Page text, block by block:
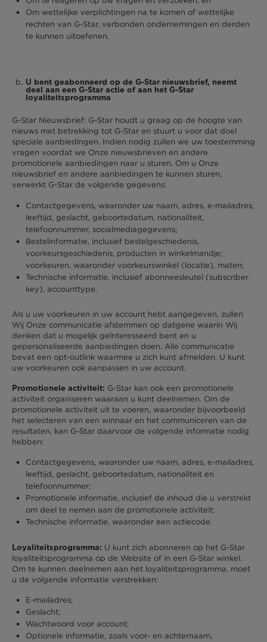
Om wettelijke verplichtingen na te komen of wettelijke
rechten van G-Star, verbonden ondernemingen en derden
te kunnen uitoefenen.
U bent geabonneerd op de G-Star nieuwsbrief, neemt
deel aan een G-Star actie of aan het G-Star
loyaliteitsprogramma
G-Star Nieuwsbrief: G-Star houdt u graag op de hoogte van
nieuws met betrekking tot G-Star en stuurt u voor dat doel
speciale aanbiedingen. Indien nodig zullen we uw toestemming
vragen voordat we Onze nieuwsbrieven en andere
promotionele aanbiedingen naar u sturen. Om u Onze
nieuwsbrief en andere aanbiedingen te kunnen sturen,
verwerkt G-Star de volgende gegevens:
Contactgegevens, waaronder uw naam, adres, e-mailadres,
leeftijd, geslacht, geboortedatum, nationaliteit,
telefoonnummer, socialmediagegevens;
Bestelinformatie, inclusief bestelgeschiedenis,
voorkeursgeschiedenis, producten in winkelmandje;
voorkeuren, waaronder voorkeurswinkel (locatie), maten;
Technische informatie, inclusief abonneesleutel (subscriber
key), accounttype.
Als u uw voorkeuren in uw account hebt aangegeven, zullen
Wij Onze communicatie afstemmen op datgene waarin Wij
denken dat u mogelijk geïnteresseerd bent en u
gepersonaliseerde aanbiedingen doen. Alle communicatie
bevat een opt-outlink waarmee u zich kunt afmelden. U kunt
uw voorkeuren ook aanpassen in uw account.
Promotionele activiteit: G-Star kan ook een promotionele
activiteit organiseren waaraan u kunt deelnemen. Om de
promotionele activiteit uit te voeren, waaronder bijvoorbeeld
het selecteren van een winnaar en het communiceren van de
resultaten, kan G-Star daarvoor de volgende informatie nodig
hebben:
Contactgegevens, waaronder uw naam, adres, e-mailadres,
leeftijd, geslacht, geboortedatum, nationaliteit en
telefoonnummer;
Promotionele informatie, inclusief de inhoud die u verstrekt
om deel te nemen aan de promotionele activiteit;
Technische informatie, waaronder een actiecode.
Loyaliteitsprogramma: U kunt zich abonneren op het G-Star
loyaliteitsprogramma op de Website of in een G-Star winkel.
Om te kunnen deelnemen aan het loyaliteitsprogramma, moet
u de volgende informatie verstrekken:
E-mailadres;
Geslacht;
Wachtwoord voor account;
Optionele informatie, zoals voor- en achternaam,